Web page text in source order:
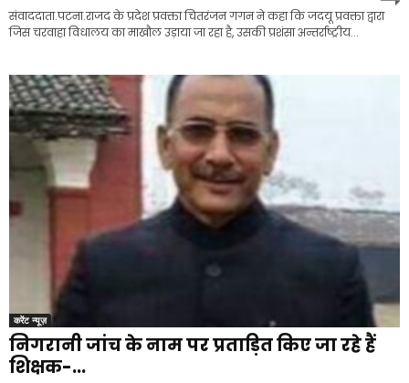
संवाददाता.पटना.राजद के प्रदेश प्रवक्ता चितरंजन गगन ने कहा कि जदयू प्रवक्ता द्वारा
जिस चरवाहा विधालय का माखौल उड़ाया जा रहा है, उसकी प्रशंसा अन्तर्राष्ट्रीय...
करेंट न्यूज़
निगरानी जांच के नाम पर प्रताड़ित किए जा रहे हैं
शिक्षक-...